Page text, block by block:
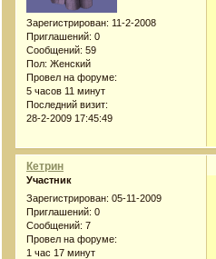
Зарегистрирован: 11-2-2008
Приглашений: 0
Сообщений: 59
Пол: Женский
Провел на форуме:
5 часов 11 минут
Последний визит:
28-2-2009 17:45:49
Кетрин
Участник
Зарегистрирован: 05-11-2009
Приглашений: 0
Сообщений: 7
Провел на форуме:
1 час 17 минут